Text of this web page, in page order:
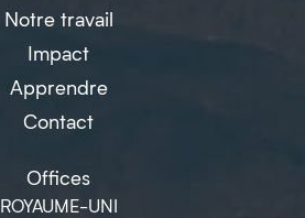
Notre travail
Impact
Apprendre
Contact
Offices
ROYAUME-UNI